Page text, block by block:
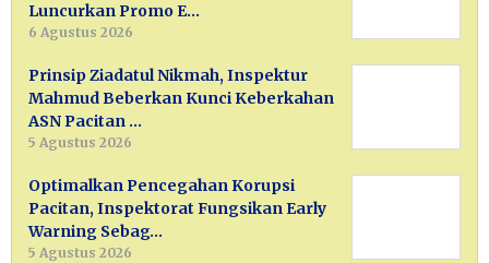
Luncurkan Promo E…
6 Agustus 2026
Prinsip Ziadatul Nikmah, Inspektur
Mahmud Beberkan Kunci Keberkahan
ASN Pacitan …
5 Agustus 2026
Optimalkan Pencegahan Korupsi
Pacitan, Inspektorat Fungsikan Early
Warning Sebag…
5 Agustus 2026